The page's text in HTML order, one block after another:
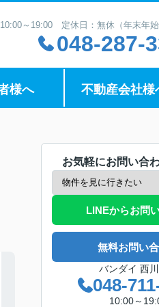
～19:00 定休日：無休（年末年始
048-287-
様へ 不動産会社様
お気軽にお問い合
LINEからお問
無料お問い
バンダイ 西
048-
10:00～